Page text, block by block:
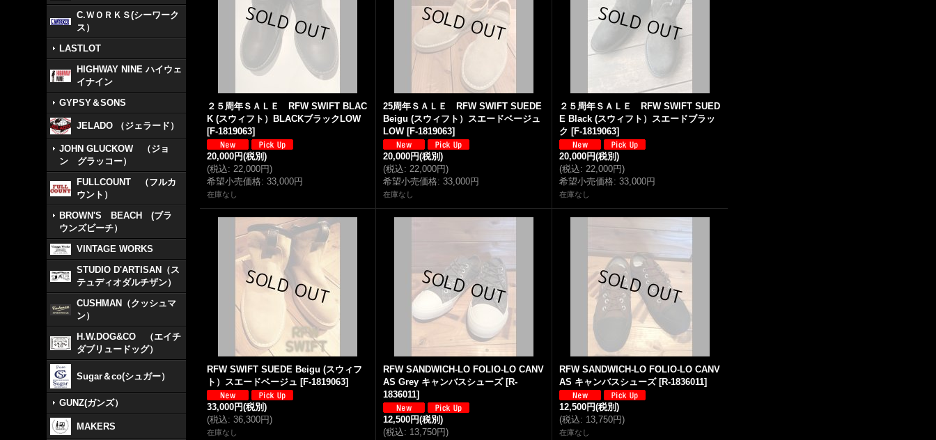
C.ＷＯＲＫＳ(シーワーク
ス）
LASTLOT
HIGHWAY NINE ハイウェ
イナイン
GYPSY＆SONS
JELADO （ジェラード）
JOHN GLUCKOW （ジョ
ン グラッコー）
FULLCOUNT （フルカ
ウント）
BROWN'S BEACH (ブラ
ウンズビーチ）
VINTAGE WORKS
STUDIO D'ARTISAN（ス
テュディオダルチザン）
CUSHMAN（クッシュマ
ン）
H.W.DOG&CO （エイチ
ダブリュードッグ）
Sugar＆co(シュガー）
GUNZ(ガンズ）
MAKERS
２５周年ＳＡＬＥ RFW SWIFT BLAC
K (スウィフト）BLACKブラックLOW
[F-1819063]
20,000円(税別)
(税込: 22,000円)
希望小売価格: 33,000円
在庫なし
25周年ＳＡＬＥ RFW SWIFT SUEDE
Beigu (スウィフト）スエードベージュ
LOW [F-1819063]
20,000円(税別)
(税込: 22,000円)
希望小売価格: 33,000円
在庫なし
２５周年ＳＡＬＥ RFW SWIFT SUED
E Black (スウィフト）スエードブラッ
ク [F-1819063]
20,000円(税別)
(税込: 22,000円)
希望小売価格: 33,000円
在庫なし
RFW SWIFT SUEDE Beigu (スウィフ
ト）スエードベージュ [F-1819063]
33,000円(税別)
(税込: 36,300円)
在庫なし
RFW SANDWICH-LO FOLIO-LO CANV
AS Grey キャンバスシューズ [R-
1836011]
12,500円(税別)
(税込: 13,750円)
RFW SANDWICH-LO FOLIO-LO CANV
AS キャンバスシューズ [R-1836011]
12,500円(税別)
(税込: 13,750円)
在庫なし